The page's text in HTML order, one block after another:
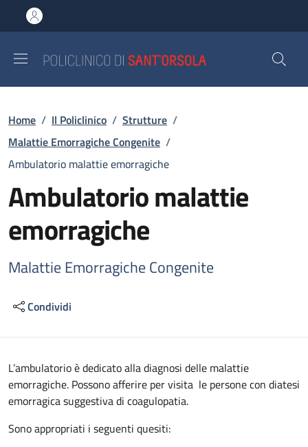
al contenuto principale
to footer content
Briciole di pane
Home / Il Policlinico / Strutture /
Malattie Emorragiche Congenite /
Ambulatorio malattie emorragiche
Ambulatorio malattie
emorragiche
Malattie Emorragiche Congenite
Condividi
Descrizione
L’ambulatorio è dedicato alla diagnosi delle malattie
emorragiche. Possono afferire per visita le persone con diatesi
emorragica suggestiva di coagulopatia.
Sono appropriati i seguenti quesiti: